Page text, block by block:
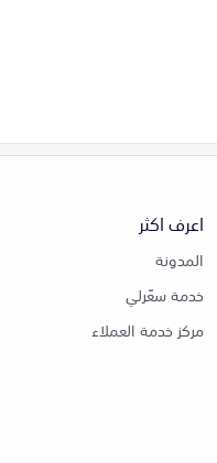
اعرف اكثر
المدونة
خدمة سعّرلي
مركز خدمة العملاء